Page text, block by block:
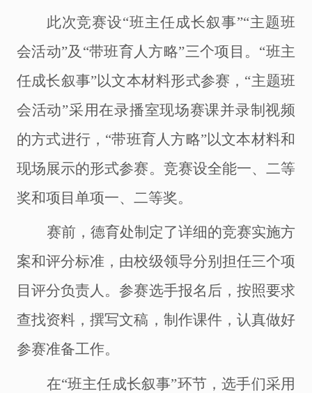
此次竞赛设“班主任成长叙事”“主题班
会活动”及“带班育人方略”三个项目。“班主
任成长叙事”以文本材料形式参赛，“主题班
会活动”采用在录播室现场赛课并录制视频
的方式进行，“带班育人方略”以文本材料和
现场展示的形式参赛。竞赛设全能一、二等
奖和项目单项一、二等奖。
赛前，德育处制定了详细的竞赛实施方
案和评分标准，由校级领导分别担任三个项
目评分负责人。参赛选手报名后，按照要求
查找资料，撰写文稿，制作课件，认真做好
参赛准备工作。
在“班主任成长叙事”环节，选手们采用